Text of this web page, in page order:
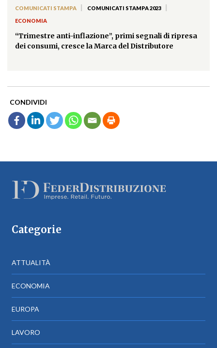
COMUNICATI STAMPA COMUNICATI STAMPA 2023
ECONOMIA
“Trimestre anti-inflazione”, primi segnali di ripresa
dei consumi, cresce la Marca del Distributore
CONDIVIDI
Categorie
ATTUALITÀ
ECONOMIA
EUROPA
LAVORO